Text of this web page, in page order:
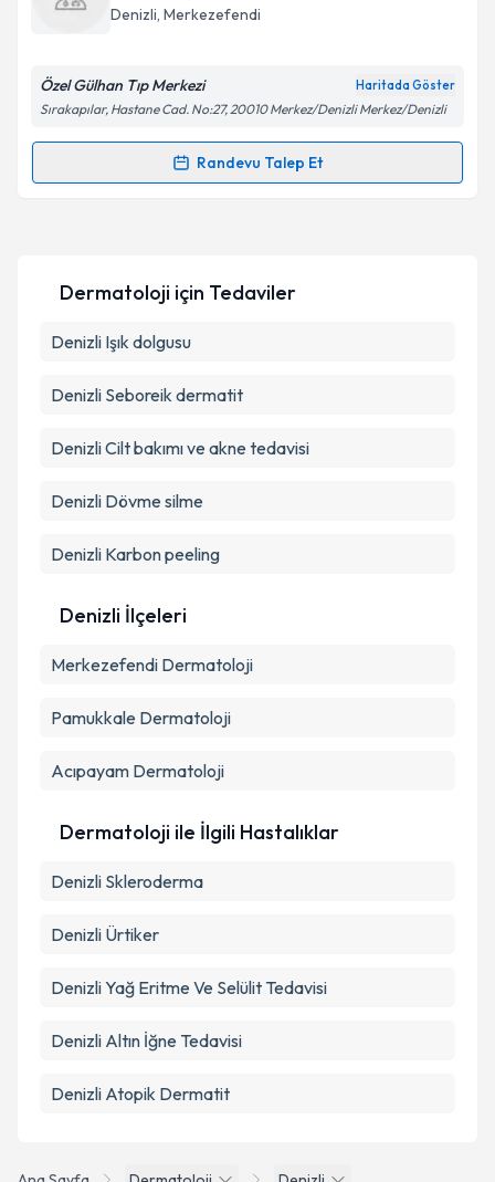
takvim hazırlandığında e-posta ile bilgilendireceğiz.
Kişisel verilerimin işlenmesine ilişkin
Metni'ni okudum ve kişisel verilerimin belirtilen
Denizli, Merkezefendi
Özel Gülhan Tıp Merkezi Haritada Göster
Sırakapılar, Hastane Cad. No:27, 20010 Merkez/Denizli Merkez/Denizli
Randevu Talep Et
Randevu Takvimi Talebi
takvim hazırlandığında e-posta ile bilgilendireceğiz.
E-posta Adresiniz
Kişisel verilerimin işlenmesine ilişkin
Takvim Talebini Gönder
Dermatoloji için Tedaviler
Denizli Işık dolgusu
Denizli Seboreik dermatit
Denizli Cilt bakımı ve akne tedavisi
Denizli Dövme silme
Denizli Karbon peeling
Denizli İlçeleri
Merkezefendi Dermatoloji
Pamukkale Dermatoloji
Acıpayam Dermatoloji
Dermatoloji ile İlgili Hastalıklar
Denizli Skleroderma
Denizli Ürtiker
Denizli Yağ Eritme Ve Selülit Tedavisi
Denizli Altın İğne Tedavisi
Denizli Atopik Dermatit